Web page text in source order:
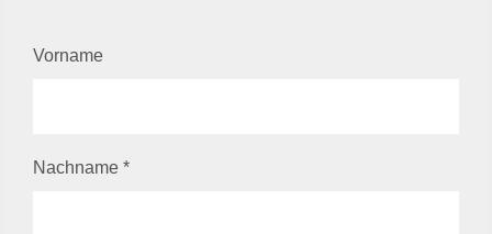
Vorname
Nachname *